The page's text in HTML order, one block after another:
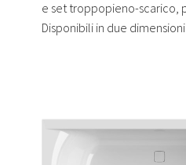
e set troppopieno-scarico,
Disponibili in due dimensioni